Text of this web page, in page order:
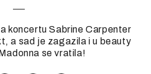
koncertu Sabrine Carpenter
a sad je zagazila i u beauty
se vratila!